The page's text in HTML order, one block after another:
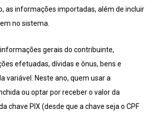
as informações importadas, além de incluir
no sistema.
gerais do contribuinte,
efetuadas, dívidas e ônus, bens e
variável. Neste ano, quem usar a
ou optar por receber o valor da
chave PIX (desde que a chave seja o CPF